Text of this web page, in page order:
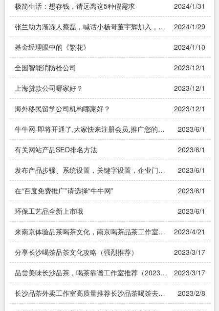
极简生活：想存钱，请远离这5种假需求 2024/1/31
张兰助力渐冻人蔡磊，喊话小杨哥董宇辉加入，网
友：别道德绑架
2024/1/29
基金经理眼中的《繁花》 2024/1/10
全国智能消防栓公司 2023/12/10
上海贷款公司哪家好？ 2023/12/10
海外移民留学公司机构哪家好？ 2023/12/10
牛牛网-即将开通了,大家快来注册会员,推广您的产
品
2023/6/1
有关网站产品SEO排名方法 2023/6/1
发布产品步骤、系统设置，关键字设置，企业门户
信息设置
2023/6/1
在“百度免费推广”请选择“牛牛网” 2023/6/1
环保工艺品全新上市哦 2023/6/1
来南京体验品茶喝茶文化，南京喝茶品茶工作室，
南京高端品茶推荐
2023/4/21
分享长沙喝茶品茶文化攻略（强烈推荐） 2023/3/17
品尝美味长沙品茶，喝茶靠谱工作室推荐（2023更
新）
2023/3/17
长沙品茶外卖工作室高质量推荐长沙品茶喝茶去哪
里靠谱推荐
2023/2/8